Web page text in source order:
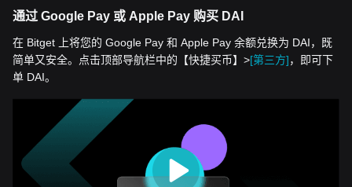
通过 Google Pay 或 Apple Pay 购买 DAI
在 Bitget 上将您的 Google Pay 和 Apple Pay 余额兑换为 DAI，既
简单又安全。点击顶部导航栏中的【快捷买币】>[第三方]，即可下
单 DAI。